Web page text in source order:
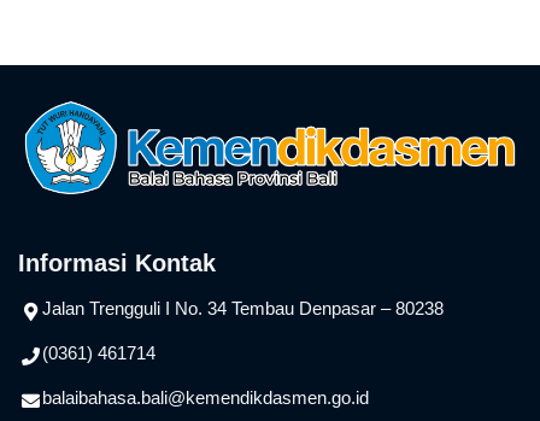
Informasi Kontak
Jalan Trengguli I No. 34 Tembau Denpasar – 80238
(0361) 461714
balaibahasa.bali@kemendikdasmen.go.id